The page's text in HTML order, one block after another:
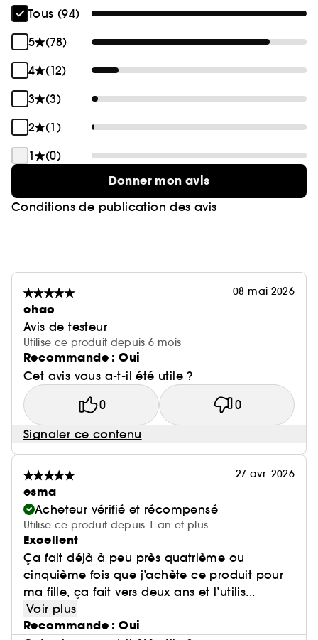
Tous (94)
5
(78)
4
(12)
3
(3)
2
(1)
1
(0)
Donner mon avis
Conditions de publication des avis
08 mai 2026
chao
Avis de testeur
Utilise ce produit depuis 6 mois
Recommande : Oui
Cet avis vous a-t-il été utile ?
0 0
Signaler ce contenu
27 avr. 2026
esma
Acheteur vérifié et récompensé
Utilise ce produit depuis 1 an et plus
Excellent
Ça fait déjà à peu près quatrième ou
cinquième fois que j’achète ce produit pour
ma fille, ça fait vers deux ans et l’utilis...
Voir plus
Recommande : Oui